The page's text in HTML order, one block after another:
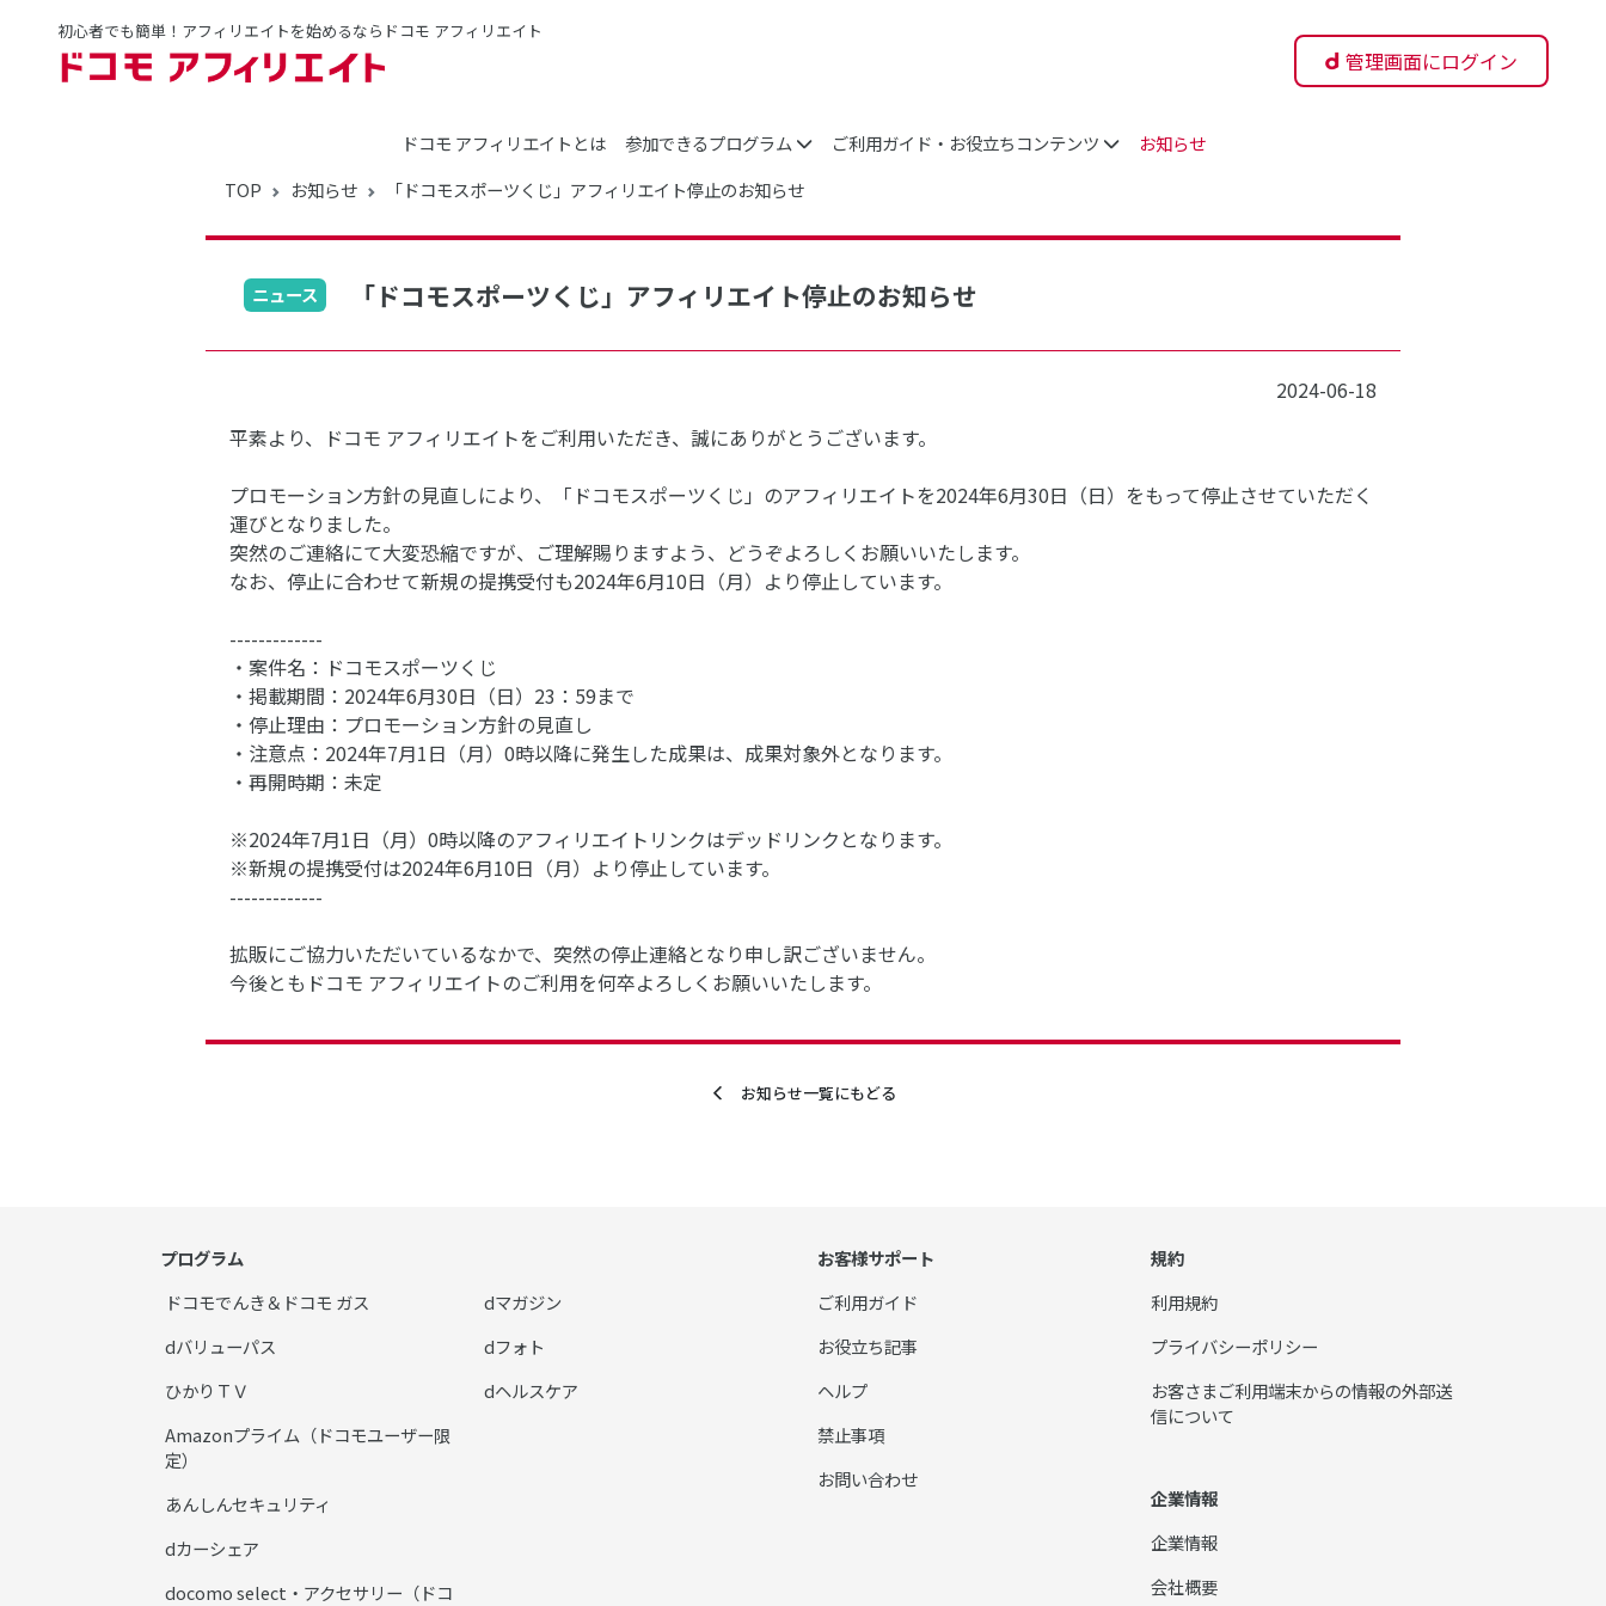
初心者でも簡単！アフィリエイトを始めるならドコモ アフィリエイト
管理画面にログイン
ドコモ アフィリエイトとは 参加できるプログラム ご利用ガイド・お役立ちコンテンツ
お知らせ
TOP
お知らせ 「ドコモスポーツくじ」アフィリエイト停止のお知らせ
ニュース 「ドコモスポーツくじ」アフィリエイト停止のお知らせ
2024-06-18
平素より、ドコモ アフィリエイトをご利用いただき、誠にありがとうございます。
プロモーション方針の見直しにより、「ドコモスポーツくじ」のアフィリエイトを2024年6月30日（日）をもって停止させていただく
運びとなりました。
突然のご連絡にて大変恐縮ですが、ご理解賜りますよう、どうぞよろしくお願いいたします。
なお、停止に合わせて新規の提携受付も2024年6月10日（月）より停止しています。
-------------
・案件名：ドコモスポーツくじ
・掲載期間：2024年6月30日（日）23：59まで
・停止理由：プロモーション方針の見直し
・注意点：2024年7月1日（月）0時以降に発生した成果は、成果対象外となります。
・再開時期：未定
※2024年7月1日（月）0時以降のアフィリエイトリンクはデッドリンクとなります。
※新規の提携受付は2024年6月10日（月）より停止しています。
-------------
拡販にご協力いただいているなかで、突然の停止連絡となり申し訳ございません。
今後ともドコモ アフィリエイトのご利用を何卒よろしくお願いいたします。
お知らせ一覧にもどる
プログラム
ドコモでんき＆ドコモ ガス
dバリューパス
ひかりＴＶ
Amazonプライム（ドコモユーザー限
定）
あんしんセキュリティ
dカーシェア
docomo select・アクセサリー（ドコ
dマガジン
dフォト
dヘルスケア
お客様サポート
ご利用ガイド
お役立ち記事
ヘルプ
禁止事項
お問い合わせ
規約
利用規約
プライバシーポリシー
お客さまご利用端末からの情報の外部送
信について
企業情報
企業情報
会社概要